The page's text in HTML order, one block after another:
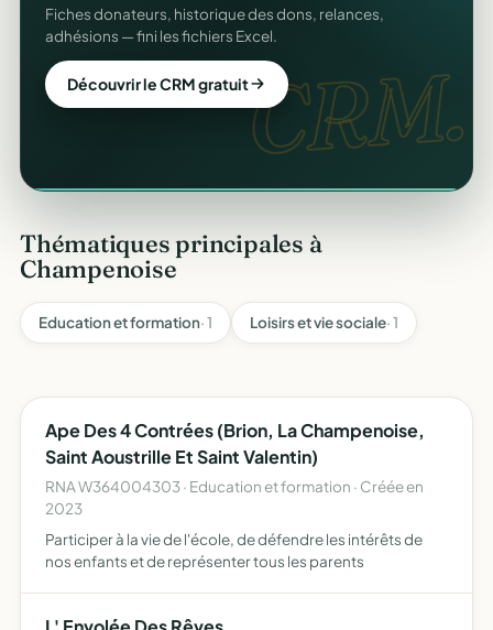
Générés et envoyés à vos donateurs en un clic,
conformes au modèle officiel n°11580.
Automatiser mes reçus CRM.
Fiches donateurs, historique des dons, relances,
adhésions — fini les fichiers Excel.
Découvrir le CRM gratuit
Thématiques principales à
Champenoise
Education et formation· 1 Loisirs et vie sociale· 1
Ape Des 4 Contrées (Brion, La Champenoise,
Saint Aoustrille Et Saint Valentin)
RNA W364004303 · Education et formation · Créée en
2023
Participer à la vie de l'école, de défendre les intérêts de
nos enfants et de représenter tous les parents